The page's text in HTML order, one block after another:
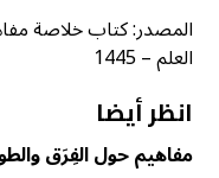
المصدر: كتاب خلاصة
العلم – 1445
انظر أيضا
مفاهيم حول الفِرَق